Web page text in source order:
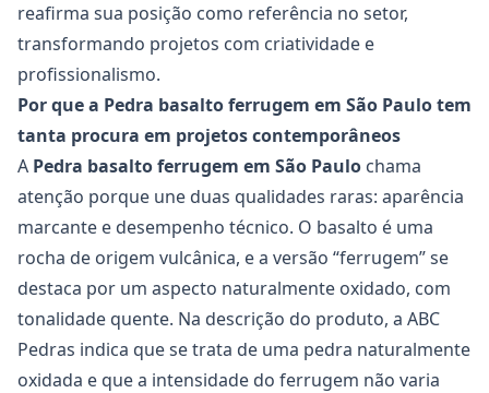
reafirma sua posição como referência no setor,
transformando projetos com criatividade e
profissionalismo.
Por que a Pedra basalto ferrugem em São Paulo tem
tanta procura em projetos contemporâneos
A Pedra basalto ferrugem em São Paulo chama
atenção porque une duas qualidades raras: aparência
marcante e desempenho técnico. O basalto é uma
rocha de origem vulcânica, e a versão “ferrugem” se
destaca por um aspecto naturalmente oxidado, com
tonalidade quente. Na descrição do produto, a ABC
Pedras indica que se trata de uma pedra naturalmente
oxidada e que a intensidade do ferrugem não varia